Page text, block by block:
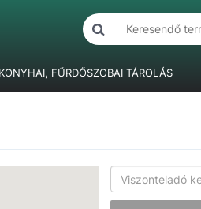
KONYHAI, FŰRDŐSZOBAI TÁROLÁS
BÚTORPÁNTOK
FIÓKRENDSZEREK